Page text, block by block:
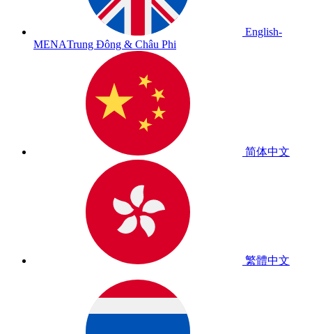
English-
MENATrung Đông & Châu Phi
简体中文
繁體中文